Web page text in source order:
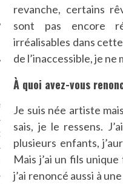
CARAVELLE
CARAVELLE
PODCAST
revanche, certains
sont pas encore
irréalisables dans
de l’inaccessible, je ne
À quoi avez-vous
Je suis née artiste
sais, je le ressens.
plusieurs enfants,
Mais j’ai un fils
j’ai renoncé aussi à